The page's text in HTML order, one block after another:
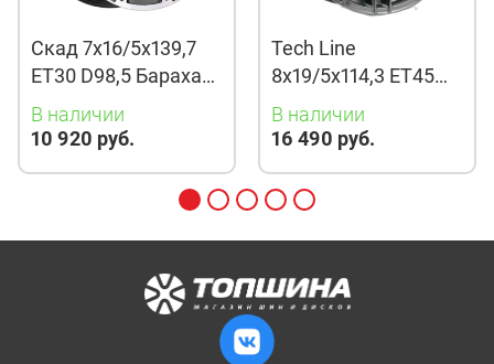
Скад 7x16/5x139,7
ET30 D98,5 Барахас
(КЛ378) Алмаз
В наличии
10 920 руб.
Tech Line
8x19/5x114,3 ET45
D67,1 901 BMG
В наличии
16 490 руб.